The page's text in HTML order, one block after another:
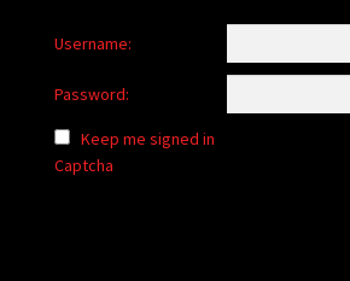
Username:
Password:
Keep me signed in
Captcha